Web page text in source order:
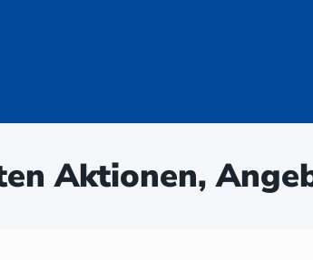
Aktionen,